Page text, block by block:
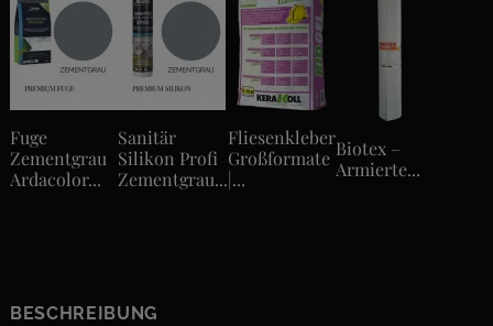
Fuge
Zementgrau
Ardacolor...
Sanitär
Silikon Profi
Zementgrau...
Fliesenkleber
Großformate
|...
Biotex –
Armierte...
BESCHREIBUNG